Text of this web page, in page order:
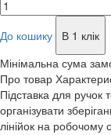
До кошику
В 1 клік
Мінімальна сума
Про товар
Підставка для ручок
організувати
лінійок на робочому